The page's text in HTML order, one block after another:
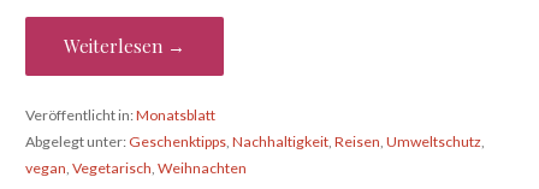
Weiterlesen →
Veröffentlicht in:Monatsblatt
Abgelegt unter: Geschenktipps, Nachhaltigkeit, Reisen Umweltschutz,
vegan Vegetarisch Weihnachten